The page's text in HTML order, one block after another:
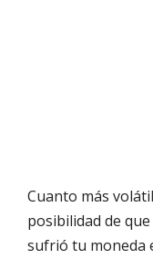
Cuanto más
posibilidad de
sufrió tu moneda